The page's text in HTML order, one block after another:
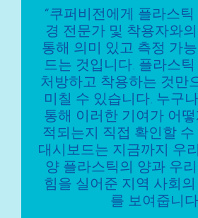
“쿠퍼비전에게 플라스
경 전문가 및 착용자와
통해 의미 있고 측정 가
드는 것입니다. 플라스
처방하고 착용하는 것만
미칠 수 있습니다. 누구
통해 이러한 기여가 어
적되는지 직접 확인할
대시보드는 지금까지 우
양 플라스틱의 양과 우
힘을 실어준 지역 사회
를 보여줍니